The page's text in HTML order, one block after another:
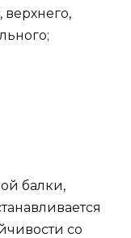
верхнего,
балки,
со